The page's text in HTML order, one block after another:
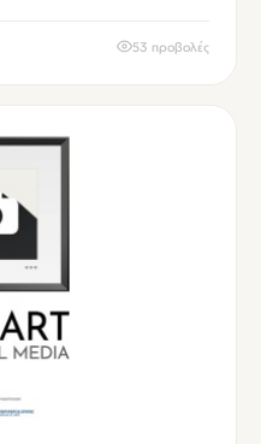
53 προβολές